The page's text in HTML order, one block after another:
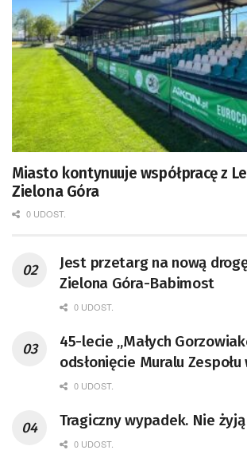
Miasto kontynuuje współpracę z
Zielona Góra
0 UDOST.
Jest przetarg na nową
Zielona Góra-Babimost
0 UDOST.
45-lecie „Małych
odsłonięcie Muralu
miasta
0 UDOST.
Tragiczny wypadek. Nie
0 UDOST.